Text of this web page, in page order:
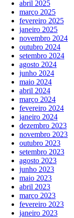
abril 2025
março 2025
fevereiro 2025
janeiro 2025
novembro 2024
outubro 2024
setembro 2024
agosto 2024
junho 2024
maio 2024
abril 2024
março 2024
fevereiro 2024
janeiro 2024
dezembro 2023
novembro 2023
outubro 2023
setembro 2023
agosto 2023
junho 2023
maio 2023
abril 2023
março 2023
fevereiro 2023
janeiro 2023